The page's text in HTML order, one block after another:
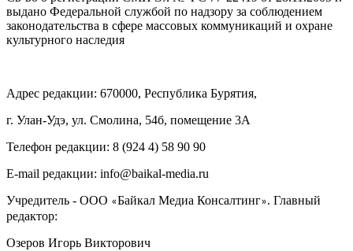
выдано Федеральной службой по надзору за соблюдением
законодательства в сфере массовых коммуникаций и охране
культурного наследия
Адрес редакции: 670000, Республика Бурятия,
г. Улан-Удэ, ул. Смолина, 54б, помещение 3А
Телефон редакции: ‎‎8 (924 4) 58 90 90
E-mail редакции: info@baikal-media.ru
Учредитель - ООО «Байкал Медиа Консалтинг». Главный
редактор:
Озеров Игорь Викторович